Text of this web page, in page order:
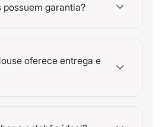
possuem garantia?
oferece entrega e